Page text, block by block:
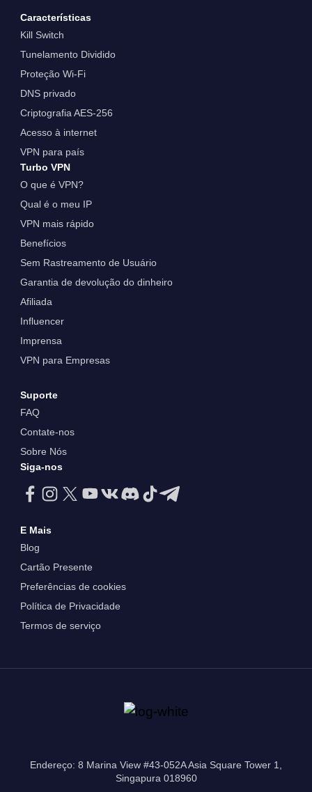
Características
Kill Switch
Tunelamento Dividido
Proteção Wi-Fi
DNS privado
Criptografia AES-256
Acesso à internet
VPN para país
Turbo VPN
O que é VPN?
Qual é o meu IP
VPN mais rápido
Benefícios
Sem Rastreamento de Usuário
Garantia de devolução do dinheiro
Afiliada
Influencer
Imprensa
VPN para Empresas
Suporte
FAQ
Contate-nos
Sobre Nós
Siga-nos
E Mais
Blog
Cartão Presente
Preferências de cookies
Política de Privacidade
Termos de serviço
Endereço: 8 Marina View #43-052A Asia Square Tower 1,
Singapura 018960